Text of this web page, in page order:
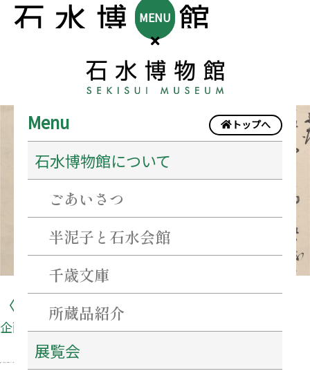
MENU
トップへ
Menu
石水博物館について
ごあいさつ
半泥子と石水会館
千歳文庫
所蔵品紹介
展覧会
〈企画展〉戦国乱世と藤堂高虎
企画展
と
藤
堂